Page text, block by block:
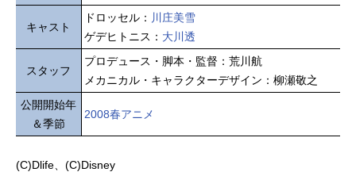
キャスト
ドロッセル： 川庄美雪
ゲデヒトニス： 大川透
スタッフ
プロデュース・脚本・監督：荒川航
メカニカル・キャラクターデザイン：柳瀬敬之
公開開始年
＆季節
2008春アニメ
(C)Dlife、(C)Disney